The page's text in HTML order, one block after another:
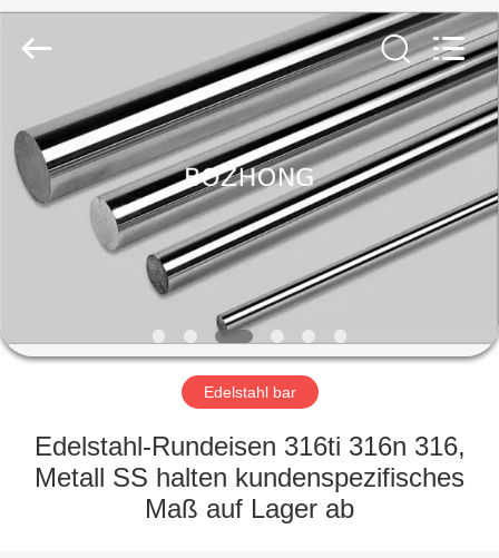
HAUS
PRODUKTE
FABRIK-
QUALITÄTSKONTROLLE
Fournisseur.
2020
Reserved.
Edelstahl bar
Edelstahl-Rundeisen 316ti 316n 316,
Metall SS halten kundenspezifisches
Maß auf Lager ab